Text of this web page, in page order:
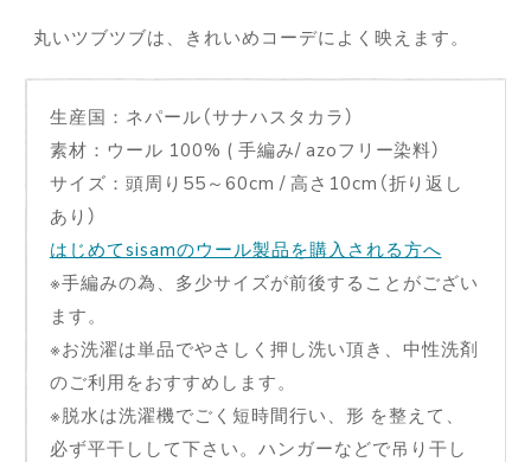
丸いツブツブは、きれいめコーデによく映えます。
生産国：ネパール（サナハスタカラ）
素材：ウール 100% ( 手編み/ azoフリー染料）
サイズ：頭周り55～60cm / 高さ10cm（折り返し
あり）
はじめてsisamのウール製品を購入される方へ
※手編みの為、多少サイズが前後することがござい
ます。
※お洗濯は単品でやさしく押し洗い頂き、中性洗剤
のご利用をおすすめします。
※脱水は洗濯機でごく短時間行い、形 を整えて、
必ず平干しして下さい。ハンガーなどで吊り干し